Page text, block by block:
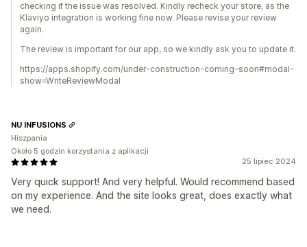
checking if the issue was resolved. Kindly recheck your store, as the
Klaviyo integration is working fine now. Please revise your review
again.
The review is important for our app, so we kindly ask you to update it.
https://apps.shopify.com/under-construction-coming-soon#modal-
show=WriteReviewModal
25 lipiec 2024
Very quick support! And very helpful. Would recommend based
on my experience. And the site looks great, does exactly what
we need.
NU INFUSIONS
Hiszpania
Około 5 godzin korzystania z aplikacji